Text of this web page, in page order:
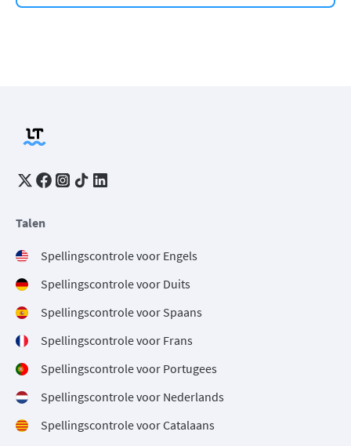
Talen
Spellingscontrole voor Engels
Spellingscontrole voor Duits
Spellingscontrole voor Spaans
Spellingscontrole voor Frans
Spellingscontrole voor Portugees
Spellingscontrole voor Nederlands
Spellingscontrole voor Catalaans